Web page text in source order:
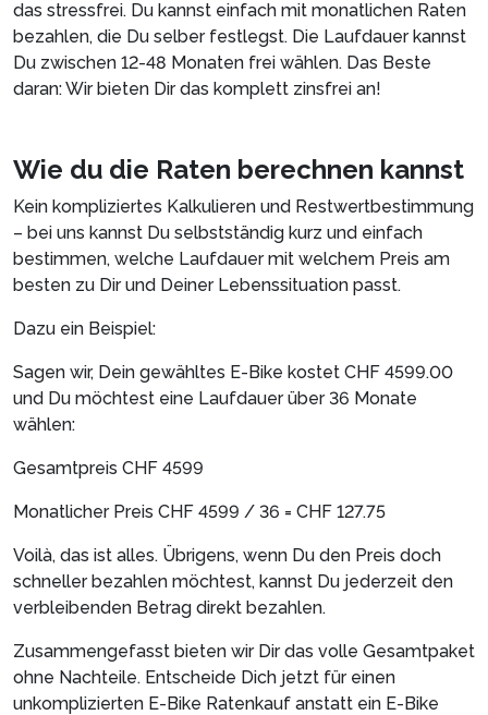
das stressfrei. Du kannst einfach mit monatlichen Raten
bezahlen, die Du selber festlegst. Die Laufdauer kannst
Du zwischen 12-48 Monaten frei wählen. Das Beste
daran: Wir bieten Dir das komplett zinsfrei an!
Wie du die Raten berechnen kannst
Kein kompliziertes Kalkulieren und Restwertbestimmung
– bei uns kannst Du selbstständig kurz und einfach
bestimmen, welche Laufdauer mit welchem Preis am
besten zu Dir und Deiner Lebenssituation passt.
Dazu ein Beispiel:
Sagen wir, Dein gewähltes E-Bike kostet CHF 4599.00
und Du möchtest eine Laufdauer über 36 Monate
wählen:
Gesamtpreis CHF 4599
Monatlicher Preis CHF 4599 / 36 = CHF 127.75
Voilà, das ist alles. Übrigens, wenn Du den Preis doch
schneller bezahlen möchtest, kannst Du jederzeit den
verbleibenden Betrag direkt bezahlen.
Zusammengefasst bieten wir Dir das volle Gesamtpaket
ohne Nachteile. Entscheide Dich jetzt für einen
unkomplizierten E-Bike Ratenkauf anstatt ein E-Bike